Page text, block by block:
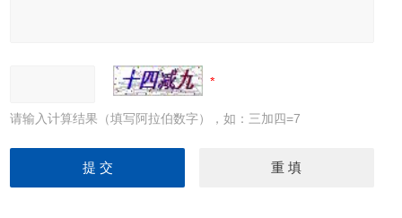
请输入计算结果（填写阿拉伯数字），如：三加四=7